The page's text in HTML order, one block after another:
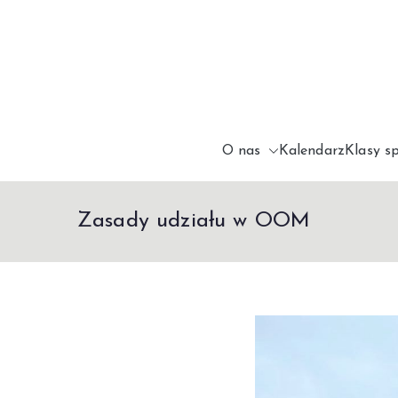
O nas
Kalendarz Klasy
Zasady udziału w OOM